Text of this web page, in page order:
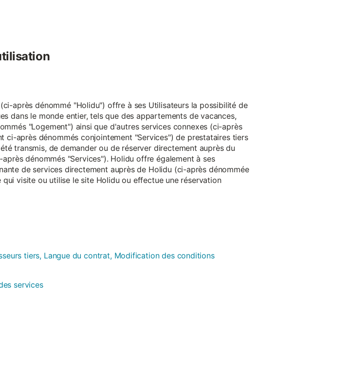
après dénommé "Holidu") offre à ses Utilisateurs la possibilité de
dans le monde entier, tels que des appartements de vacances,
"Logement") ainsi que d'autres services connexes (ci-après
ci-après dénommés conjointement "Services") de prestataires tiers
transmis, de demander ou de réserver directement auprès du
dénommés "Services"). Holidu offre également à ses
de services directement auprès de Holidu (ci-après dénommée
visite ou utilise le site Holidu ou effectue une réservation
tiers, Langue du contrat, Modification des conditions
services